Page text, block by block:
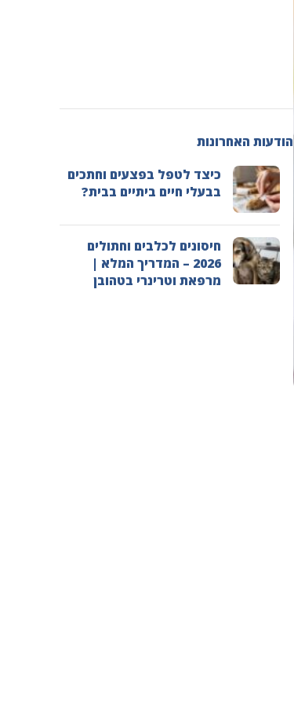
הודעות האחרונות
כיצד לטפל בפצעים וחתכים
בבעלי חיים ביתיים בבית?
חיסונים לכלבים וחתולים
2026 – המדריך המלא |
מרפאת וטרינרי בטהובן